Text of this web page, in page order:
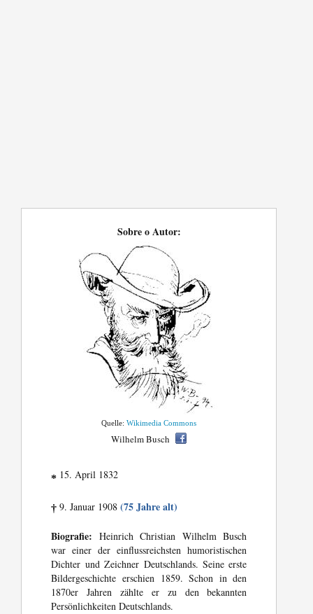
Sobre o Autor:
Quelle:Wikimedia Commons
Wilhelm Busch
* 15. April 1832
† 9. Januar 1908(75 Jahre alt)
Biografie: Heinrich Christian Wilhelm Busch
war einer der einflussreichsten humoristischen
Dichter und Zeichner Deutschlands. Seine erste
Bildergeschichte erschien 1859. Schon in den
1870er Jahren zählte er zu den bekannten
Persönlichkeiten Deutschlands.